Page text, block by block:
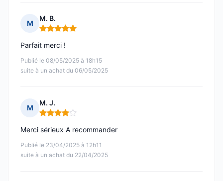
M
M. B.
Note : 5 sur 5
Publié le 08/05/2025 à 18h15
suite à un achat du 06/05/2025
Parfait merci !
M
M. J.
Note : 4 sur 5
Publié le 23/04/2025 à 12h11
suite à un achat du 22/04/2025
Merci sérieux A recommander